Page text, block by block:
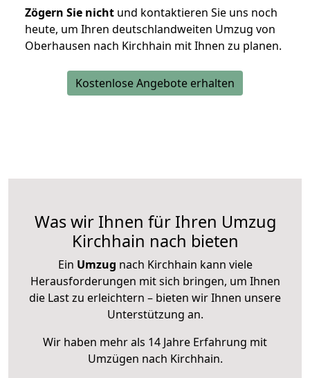
Zögern Sie nicht und kontaktieren Sie uns noch
heute, um Ihren deutschlandweiten Umzug von
Oberhausen nach Kirchhain mit Ihnen zu planen.
Kostenlose Angebote erhalten
Was wir Ihnen für Ihren Umzug
Kirchhain nach bieten
Ein Umzug nach Kirchhain kann viele
Herausforderungen mit sich bringen, um Ihnen
die Last zu erleichtern – bieten wir Ihnen unsere
Unterstützung an.
Wir haben mehr als 14 Jahre Erfahrung mit
Umzügen nach Kirchhain.